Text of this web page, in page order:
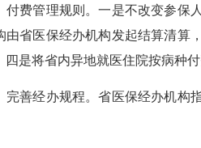
付费管理规则。一是不改变参
由省医保经办机构发起结算清算
四是将省内异地就医住院按病种
完善经办规程。省医保经办机